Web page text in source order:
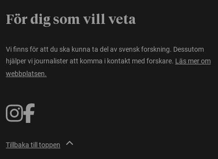
För dig som vill veta
Vi finns för att du ska kunna ta del av svensk forskning. Dessutom
hjälper vi journalister att komma i kontakt med forskare. Läs mer om
webbplatsen.
Tillbaka till toppen